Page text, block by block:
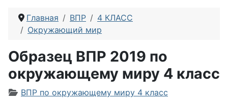
Главная ВПР
4 КЛАСС
Окружающий мир
Образец ВПР 2019 по
окружающему миру 4 класс
Информация о материале
ВПР по окружающему миру 4 класс